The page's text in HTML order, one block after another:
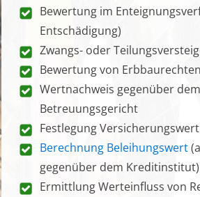
Bewertung im
Entschädigung)
Zwangs- oder
Bewertung von Erbbaurechten
Wertnachweis gegenüber dem
Betreuungsgericht
Festlegung Versicherungswert
Berechnung Beleihungswert
gegenüber dem Kreditinstitut)
Ermittlung Werteinfluss von